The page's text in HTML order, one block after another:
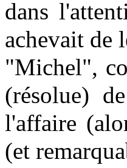
dans
achevait de
"Michel",
(résolue) de
l'affaire
(et